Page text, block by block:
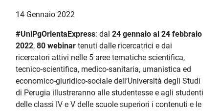
14 Gennaio 2022
#UniPgOrientaExpress: dal 24 gennaio al 24 febbraio
2022, 80 webinar tenuti dalle ricercatrici e dai
ricercatori attivi nelle 5 aree tematiche scientifica,
tecnico-scientifica, medico-sanitaria, umanistica ed
economico-giuridico-sociale dell’Università degli Studi
di Perugia illustreranno alle studentesse e agli studenti
delle classi IV e V delle scuole superiori i contenuti e le